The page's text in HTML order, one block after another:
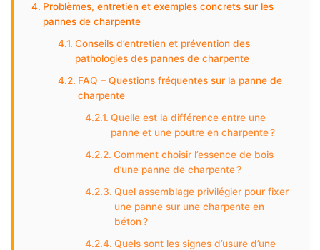
Problèmes, entretien et exemples concrets sur les
pannes de charpente
Conseils d’entretien et prévention des
pathologies des pannes de charpente
FAQ – Questions fréquentes sur la panne de
charpente
Quelle est la différence entre une
panne et une poutre en charpente ?
Comment choisir l’essence de bois
d’une panne de charpente ?
Quel assemblage privilégier pour fixer
une panne sur une charpente en
béton ?
Quels sont les signes d’usure d’une